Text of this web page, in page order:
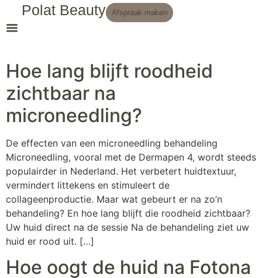
Polat Beauty Afspraak maken
Hoe lang blijft roodheid
zichtbaar na
microneedling?
De effecten van een microneedling behandeling
Microneedling, vooral met de Dermapen 4, wordt steeds
populairder in Nederland. Het verbetert huidtextuur,
vermindert littekens en stimuleert de
collageenproductie. Maar wat gebeurt er na zo’n
behandeling? En hoe lang blijft die roodheid zichtbaar?
Uw huid direct na de sessie Na de behandeling ziet uw
huid er rood uit. […]
Hoe oogt de huid na Fotona